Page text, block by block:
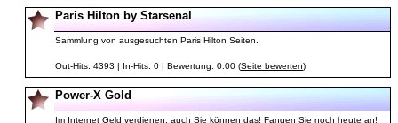
Paris Hilton by Starsenal
Sammlung von ausgesuchten Paris Hilton Seiten.
Out-Hits: 4393 | In-Hits: 0 | Bewertung: 0.00 (Seite bewerten)
Power-X Gold
Im Internet Geld verdienen, auch Sie können das! Fangen Sie noch heute an!